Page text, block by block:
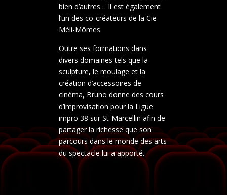
bien d’autres… Il est également
l’un des co-créateurs de la Cie
Méli-Mômes.
Outre ses formations dans
divers domaines tels que la
sculpture, le moulage et la
création d’accessoires de
cinéma, Bruno donne des cours
d’improvisation pour la Ligue
impro 38 sur St-Marcellin afin de
partager la richesse que son
parcours dans le monde des arts
du spectacle lui a apporté.